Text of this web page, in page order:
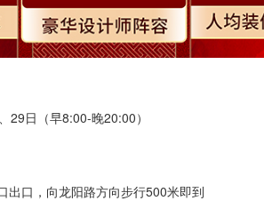
29日（早8:00-晚20:00）
出口，向龙阳路方向步行500米即到